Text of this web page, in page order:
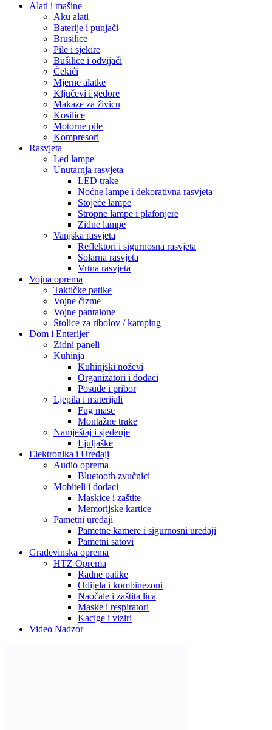
Alati i mašine
Aku alati
Baterije i punjači
Brusilice
Pile i sjekire
Bušilice i odvijači
Čekići
Mjerne alatke
Ključevi i gedore
Makaze za živicu
Kosilice
Motorne pile
Kompresori
Rasvjeta
Led lampe
Unutarnja rasvjeta
LED trake
Noćne lampe i dekorativna rasvjeta
Stojeće lampe
Stropne lampe i plafonjere
Zidne lampe
Vanjska rasvjeta
Reflektori i sigurnosna rasvjeta
Solarna rasvjeta
Vrtna rasvjeta
Vojna oprema
Taktičke patike
Vojne čizme
Vojne pantalone
Stolice za ribolov / kamping
Dom i Enterijer
Zidni paneli
Kuhinja
Kuhinjski noževi
Organizatori i dodaci
Posuđe i pribor
Ljepila i materijali
Fug mase
Montažne trake
Namještaj i sjedenje
Ljuljaške
Elektronika i Uređaji
Audio oprema
Bluetooth zvučnici
Mobiteli i dodaci
Maskice i zaštite
Memorijske kartice
Pametni uređaji
Pametne kamere i sigurnosni uređaji
Pametni satovi
Građevinska oprema
HTZ Oprema
Radne patike
Odijela i kombinezoni
Naočale i zaštita lica
Maske i respiratori
Kacige i viziri
Video Nadzor